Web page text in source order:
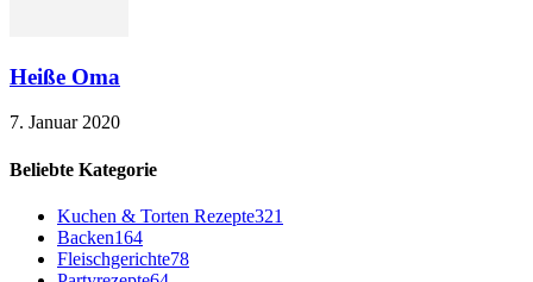
Heiße Oma
7. Januar 2020
Beliebte Kategorie
Kuchen & Torten Rezepte321
Backen164
Fleischgerichte78